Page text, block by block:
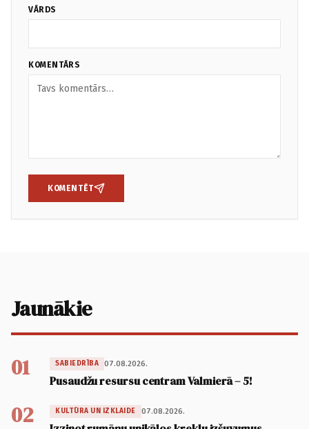
VĀRDS
KOMENTĀRS
KOMENTĒT
Jaunākie
01 SABIEDRĪBA 07.08.2026.
Pusaudžu resursu centram Valmierā – 5!
02 KULTŪRA UN IZKLAIDE 07.08.2026.